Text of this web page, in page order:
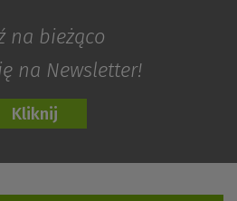
na bieżąco
na Newsletter!